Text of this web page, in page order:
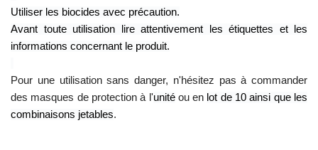
Utiliser les biocides avec précaution.
Avant toute utilisation lire attentivement les étiquettes et les
informations concernant le produit.
Pour une utilisation sans danger, n'hésitez pas à commander
des masques de protection à l'unitéou en lot de 10 ainsi que les
combinaisons jetables.